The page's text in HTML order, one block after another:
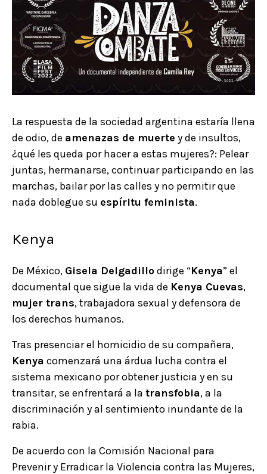
La respuesta de la sociedad argentina estaría llena
de odio, de amenazas de muerte y de insultos,
¿qué les queda por hacer a estas mujeres?: Pelear
juntas, hermanarse, continuar participando en las
marchas, bailar por las calles y no permitir que
nada doblegue su espíritu feminista.
Kenya
De México, Gisela Delgadillodirige “Kenya” el
documental que sigue la vida de Kenya Cuevas,
mujer trans, trabajadora sexual y defensora de
los derechos humanos.
Tras presenciar el homicidio de su compañera,
Kenya comenzará una árdua lucha contra el
sistema mexicano por obtener justicia y en su
transitar, se enfrentará a la transfobia, a la
discriminación y al sentimiento inundante de la
rabia.
De acuerdo con la Comisión Nacional para
Prevenir y Erradicar la Violencia contra las Mujeres,